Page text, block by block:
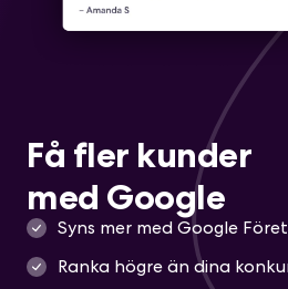
Få fler kunder
med Google
Syns mer med Google
Ranka högre än dina